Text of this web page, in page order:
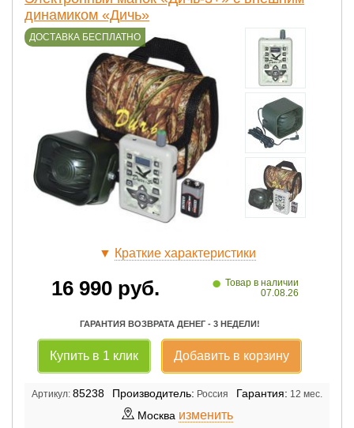
динамиком «Дичь»
ДОСТАВКА БЕСПЛАТНО
▼ Краткие характеристики
16 990руб. • Товар в наличии
07.08.26
ГАРАНТИЯ ВОЗВРАТА ДЕНЕГ - 3 НЕДЕЛИ!
Купить в 1 клик Добавить в корзину
Артикул: 85238 Производитель: Россия Гарантия: 12 мес.
Москва изменить